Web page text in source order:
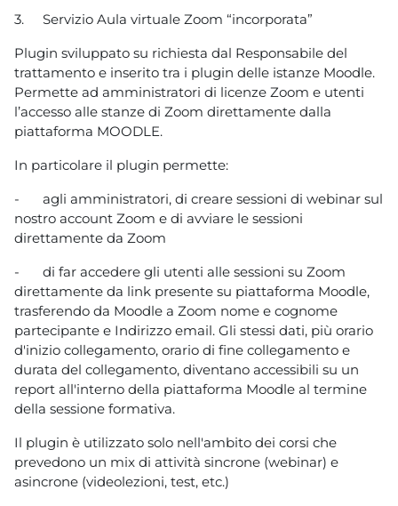
3.
Servizio Aula virtuale Zoom “incorporata”
Plugin sviluppato su richiesta dal Responsabile del
trattamento e inserito tra i plugin delle istanze Moodle.
Permette ad amministratori di licenze Zoom e utenti
l’accesso alle stanze di Zoom direttamente dalla
piattaforma MOODLE.
In particolare il plugin permette:
-
agli amministratori, di creare sessioni di webinar sul
nostro account Zoom e di avviare le sessioni
direttamente da Zoom
-
di far accedere gli utenti alle sessioni su Zoom
direttamente da link presente su piattaforma Moodle,
trasferendo da Moodle a Zoom nome e cognome
partecipante e Indirizzo email. Gli stessi dati, più orario
d'inizio collegamento, orario di fine collegamento e
durata del collegamento, diventano accessibili su un
report all'interno della piattaforma Moodle al termine
della sessione formativa.
Il plugin è utilizzato solo nell'ambito dei corsi che
prevedono un mix di attività sincrone (webinar) e
asincrone (videolezioni, test, etc.)